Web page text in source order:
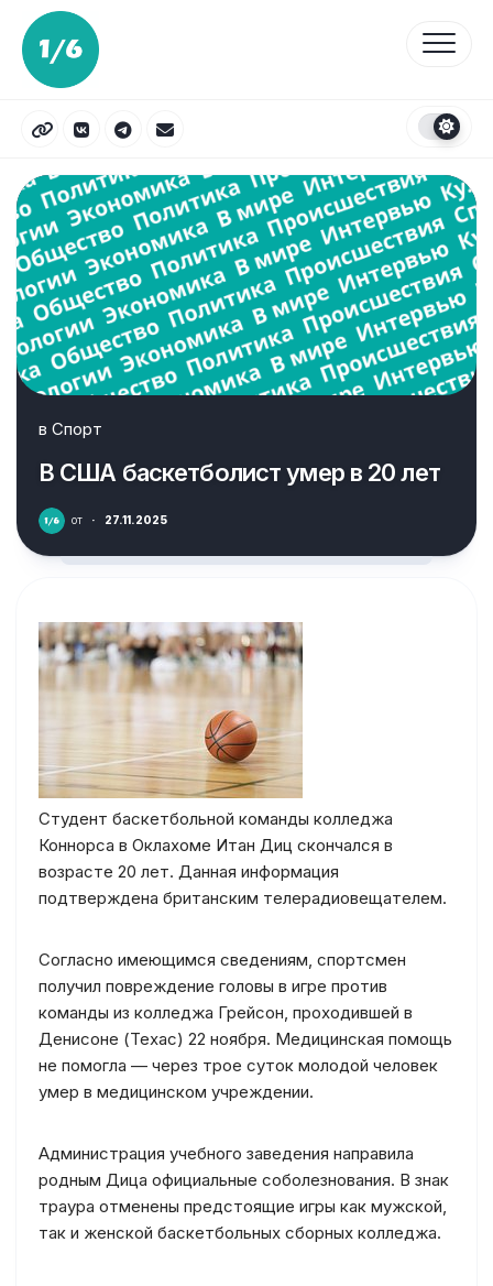
Перейти
содержанию
в Спорт
В США баскетболист умер в 20 лет
от · 27.11.2025
Студент баскетбольной команды колледжа
Коннорса в Оклахоме Итан Диц скончался в
возрасте 20 лет. Данная информация
подтверждена британским телерадиовещателем.
Согласно имеющимся сведениям, спортсмен
получил повреждение головы в игре против
команды из колледжа Грейсон, проходившей в
Денисоне (Техас) 22 ноября. Медицинская помощь
не помогла — через трое суток молодой человек
умер в медицинском учреждении.
Администрация учебного заведения направила
родным Дица официальные соболезнования. В знак
траура отменены предстоящие игры как мужской,
так и женской баскетбольных сборных колледжа.